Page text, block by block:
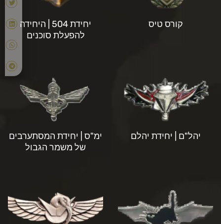
קורס טיס
יחידת 504 | היחידה
להפעלת סוכנים
יהל"ם | יחידת יהלם
ימ"ס | יחידת המסתערבים
של משמר הגבול